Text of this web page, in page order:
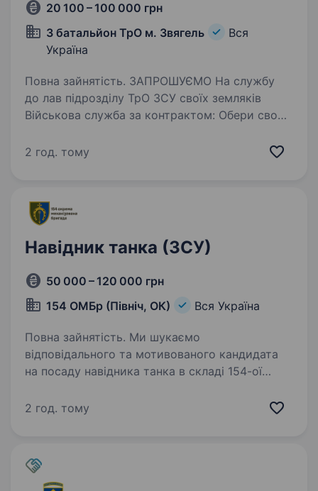
20 100 – 100 000 грн
3 батальйон ТрО м. Звягель
Вся
Україна
Повна зайнятість. ЗАПРОШУЄМО На службу
до лав підрозділу ТрО ЗСУ своїх земляків
Військова служба за контрактом: Обери свою
розвитку, нових викликів та можливостей?
2 год. тому
Навідник танка (ЗСУ)
50 000 – 120 000 грн
154 ОМБр (Північ, ОК)
Вся Україна
Повна зайнятість. Ми шукаємо
відповідального та мотивованого кандидата
на посаду навідника танка в складі 154-ої
армійського корпусу Оперативного
2 год. тому